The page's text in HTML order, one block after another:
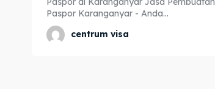
Paspor Karanganyar - Anda...
centrum visa